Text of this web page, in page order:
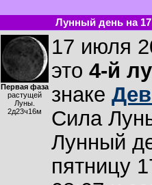
Лунный день на
Первая фаза
растущей
Луны.
2д23ч16м
17 июля
это 4-й
знаке
Сила
Лунный
пятницу